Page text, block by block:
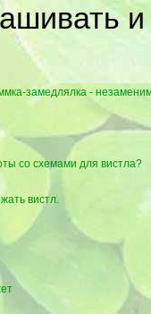
и
замедлялка -
со схемами для вистла?
вистл.